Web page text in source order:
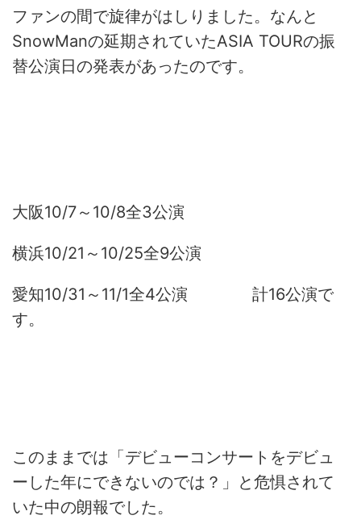
ファンの間で旋律がはしりました。なんと
SnowManの延期されていたASIA TOURの振
替公演日の発表があったのです。
大阪10/7～10/8全3公演
横浜10/21～10/25全9公演
愛知10/31～11/1全4公演 計16公演で
す。
このままでは「デビューコンサートをデビュ
ーした年にできないのでは？」と危惧されて
いた中の朗報でした。